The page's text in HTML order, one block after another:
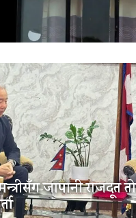
जापानी राजदूत